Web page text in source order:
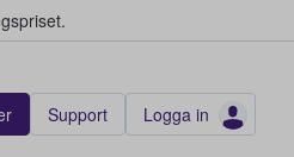
Support Logga in